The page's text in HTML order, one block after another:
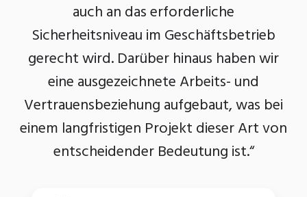
auch an das erforderliche
Sicherheitsniveau im Geschäftsbetrieb
gerecht wird. Darüber hinaus haben wir
eine ausgezeichnete Arbeits- und
Vertrauensbeziehung aufgebaut, was bei
einem langfristigen Projekt dieser Art von
entscheidender Bedeutung ist.“